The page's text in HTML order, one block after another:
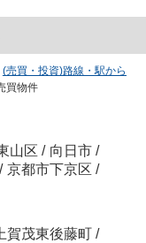
(売買・投資)路線・駅から
買物件
山区 / 向日市 /
/ 京都市下京区 /
上賀茂東後藤町 /